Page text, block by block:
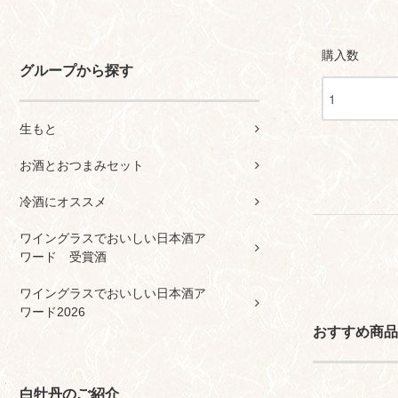
グループから探す
生もと
お酒とおつまみセット
冷酒にオススメ
ワイングラスでおいしい日本酒ア
ワード 受賞酒
ワイングラスでおいしい日本酒ア
ワード2026
白牡丹のご紹介
購入数
おすすめ商品